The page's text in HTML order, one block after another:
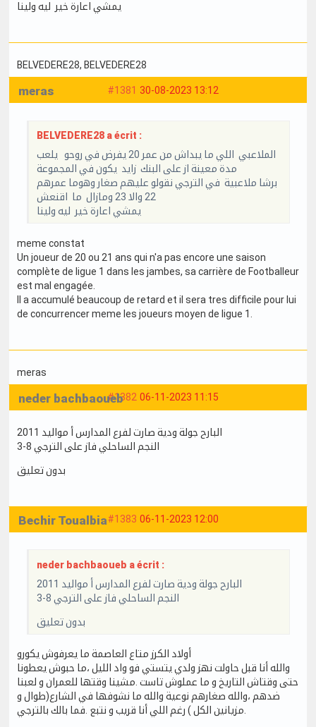
يمشي اعارة خير ليه ولينا
BELVEDERE28, BELVEDERE28
#1381 30-08-2023 13:12
meras
BELVEDERE28 a écrit :
الملاعبي اللي ما يبداش من عمر 20 يفرض في روحو يلعب
مدة معينة از على البنك زايد يكون في المجموعة
برشا ملاعبية في الترجي نقولو عليهم صغار وهوما عمرهم
يمشي اعارة خير ليه ولينا
meme constat
Un joueur de 20 ou 21 ans qui n'a pas encore une saison
complète de ligue 1 dans les jambes, sa carrière de Footballeur
est mal engagée.
Il a accumulé beaucoup de retard et il sera tres difficile pour lui
de concurrencer meme les joueurs moyen de ligue 1.
meras
#1382 06-11-2023 11:15
neder bachbaoueb
البارح جولة ودية صارت لفرع المدارس أ مواليد 2011
النجم الساحلي فاز على الترجي 8-3
بدون تعليق
#1383 06-11-2023 12:00
Bechir Toualbia
neder bachbaoueb a écrit :
البارح جولة ودية صارت لفرع المدارس أ مواليد 2011
النجم الساحلي فاز على الترجي 8-3
بدون تعليق
أولاد الكرز متاع العاصمة ما يعرفوش يكورو
والله أنا قبل حاولت نهز ولدي يتستي فو واد الليل ،ما حبوش يعطونا
حتى وقتاش التاريخ و ما عملوش تاست .مشينا وقتها للعمران و لعبنا
ضدهم ،والله صغارهم نوعية والله ما نشوفها في الشارع(طوال و